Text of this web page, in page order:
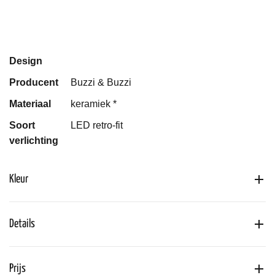
Design
Producent Buzzi & Buzzi
Materiaal keramiek *
Soort
verlichting
LED retro-fit
Kleur
Details
Prijs